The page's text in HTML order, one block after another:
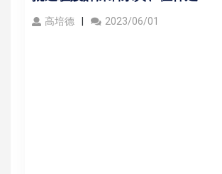
高培德 2023/06/01